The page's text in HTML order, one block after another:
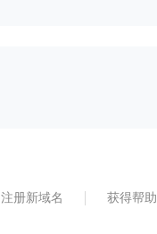
注册新域名 获得帮助